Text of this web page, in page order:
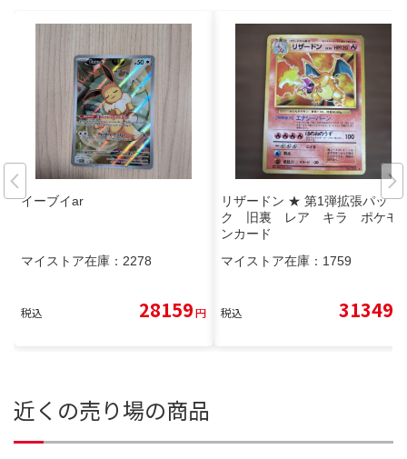
イーブイar
マイストア在庫： 2278
税込 28159円
リザードン ★ 第1弾拡張パッ
ク 旧裏 レア キラ ポケモ
ンカード
マイストア在庫： 1759
税込 31349
近くの売り場の商品